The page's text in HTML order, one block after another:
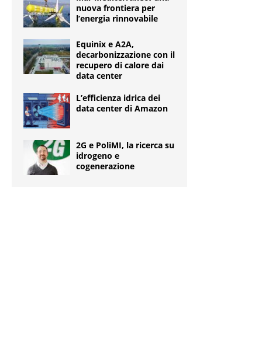
nuova frontiera per
l’energia rinnovabile
Equinix e A2A,
decarbonizzazione con il
recupero di calore dai
data center
L’efficienza idrica dei
data center di Amazon
2G e PoliMI, la ricerca su
idrogeno e
cogenerazione